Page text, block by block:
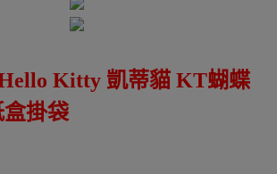
Hello Kitty 凱蒂貓 KT蝴蝶
掛袋